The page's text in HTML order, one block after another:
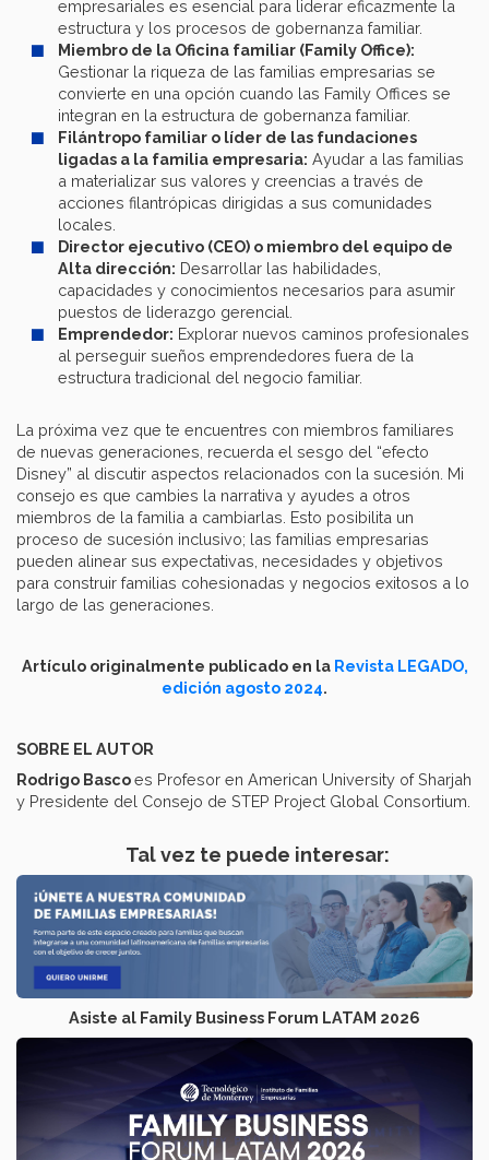
empresariales es esencial para liderar eficazmente la
estructura y los procesos de gobernanza familiar.
Miembro de la Oficina familiar (Family Office):
Gestionar la riqueza de las familias empresarias se
convierte en una opción cuando las Family Offices se
integran en la estructura de gobernanza familiar.
Filántropo familiar o líder de las fundaciones
ligadas a la familia empresaria: Ayudar a las familias
a materializar sus valores y creencias a través de
acciones filantrópicas dirigidas a sus comunidades
locales.
Director ejecutivo (CEO) o miembro del equipo de
Alta dirección: Desarrollar las habilidades,
capacidades y conocimientos necesarios para asumir
puestos de liderazgo gerencial.
Emprendedor: Explorar nuevos caminos profesionales
al perseguir sueños emprendedores fuera de la
estructura tradicional del negocio familiar.
La próxima vez que te encuentres con miembros familiares
de nuevas generaciones, recuerda el sesgo del “efecto
Disney” al discutir aspectos relacionados con la sucesión. Mi
consejo es que cambies la narrativa y ayudes a otros
miembros de la familia a cambiarlas. Esto posibilita un
proceso de sucesión inclusivo; las familias empresarias
pueden alinear sus expectativas, necesidades y objetivos
para construir familias cohesionadas y negocios exitosos a lo
largo de las generaciones.
Artículo originalmente publicado en la Revista LEGADO,
edición agosto 2024.
SOBRE EL AUTOR
Rodrigo Bascoes Profesor en American University of Sharjah
y Presidente del Consejo de STEP Project Global Consortium.
Tal vez te puede interesar:
Asiste al Family Business Forum LATAM 2026